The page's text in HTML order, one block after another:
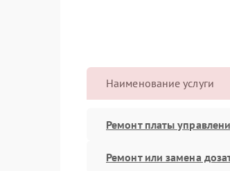
Наименование услуги
Ремонт платы
Ремонт или замена